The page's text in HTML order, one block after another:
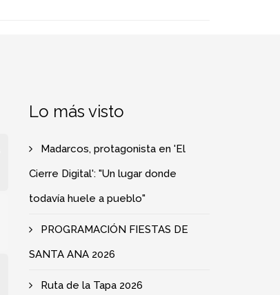
Lo más visto
Madarcos, protagonista en 'El
Cierre Digital': "Un lugar donde
todavía huele a pueblo"
PROGRAMACIÓN FIESTAS DE
SANTA ANA 2026
Ruta de la Tapa 2026